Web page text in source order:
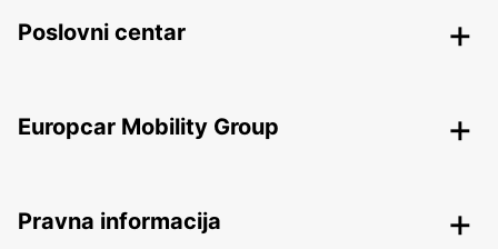
Poslovni centar
Europcar Mobility Group
Pravna informacija